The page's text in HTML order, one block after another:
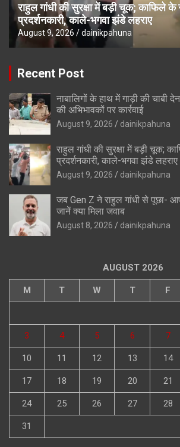
राहुल गांधी की सुरक्षा में बड़ी चूक; काफिले
प्रदर्शनकारी, काले-भगवा झंडे लहराए
August 9, 2026 dainikpahuna
Recent Post
नाबालिगों के हाथ में गाड़ी की चाबी
की अभिभावकों पर कार्रवाई
August 9, 2026 dainikpahuna
राहुल गांधी की सुरक्षा में बड़ी चूक;
प्रदर्शनकारी, काले-भगवा झंडे लहराए
August 9, 2026 dainikpahuna
जब Gen Z ने राहुल गांधी से पूछा-
जानें क्या मिला जवाब
August 8, 2026 dainikpahuna
AUGUST 2026
M T W T F
3 4 5 6 7
10 11 12 13 14
17 18 19 20 21
24 25 26 27 28
31